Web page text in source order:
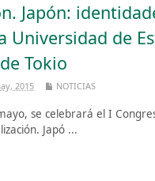
Japón:
Universidad de
Tokio
2015 NOTICIAS
se celebrará el I
Japó ...